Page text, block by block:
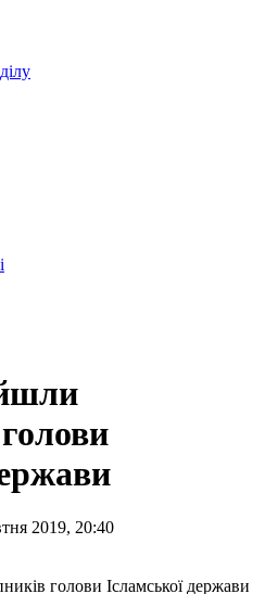
2019, 20:40